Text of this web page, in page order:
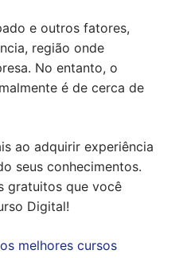
e outros fatores,
região onde
No entanto, o
é de cerca de
ao adquirir experiência
seus conhecimentos.
gratuitos que você
Digital!
melhores cursos